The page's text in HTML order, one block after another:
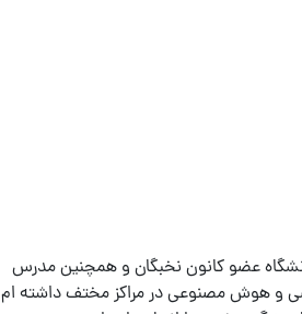
عضو کانون نخبگان و همچنین مدرس
و هوش مصنوعی در مراکز مختف داشته ام